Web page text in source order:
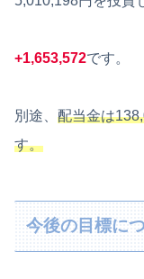
+1,653,572です。
別途、 配当金は
す。
今後の目標に